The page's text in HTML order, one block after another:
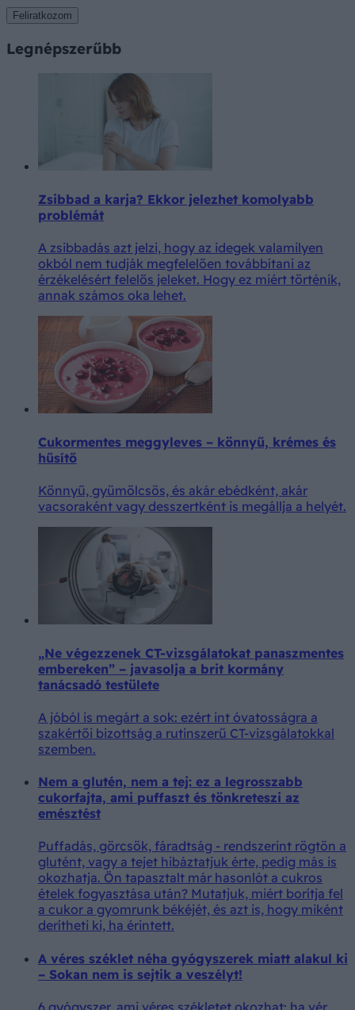
Feliratkozom
Legnépszerűbb
Zsibbad a karja? Ekkor jelezhet komolyabb
problémát
A zsibbadás azt jelzi, hogy az idegek valamilyen
okból nem tudják megfelelően továbbítani az
érzékelésért felelős jeleket. Hogy ez miért történik,
annak számos oka lehet.
Cukormentes meggyleves – könnyű, krémes és
hűsítő
Könnyű, gyümölcsös, és akár ebédként, akár
vacsoraként vagy desszertként is megállja a helyét.
„Ne végezzenek CT-vizsgálatokat panaszmentes
embereken” – javasolja a brit kormány
tanácsadó testülete
A jóból is megárt a sok: ezért int óvatosságra a
szakértői bizottság a rutinszerű CT-vizsgálatokkal
szemben.
Nem a glutén, nem a tej: ez a legrosszabb
cukorfajta, ami puffaszt és tönkreteszi az
emésztést
Puffadás, görcsök, fáradtság - rendszerint rögtön a
glutént, vagy a tejet hibáztatjuk érte, pedig más is
okozhatja. Ön tapasztalt már hasonlót a cukros
ételek fogyasztása után? Mutatjuk, miért borítja fel
a cukor a gyomrunk békéjét, és azt is, hogy miként
derítheti ki, ha érintett.
A véres széklet néha gyógyszerek miatt alakul ki
– Sokan nem is sejtik a veszélyt!
6 gyógyszer, ami véres székletet okozhat: ha vér